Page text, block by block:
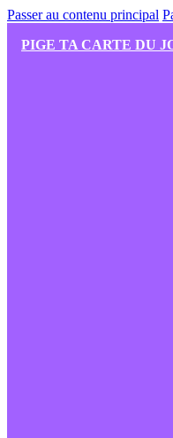
Passer au contenu principal
PIGE TA CARTE DU